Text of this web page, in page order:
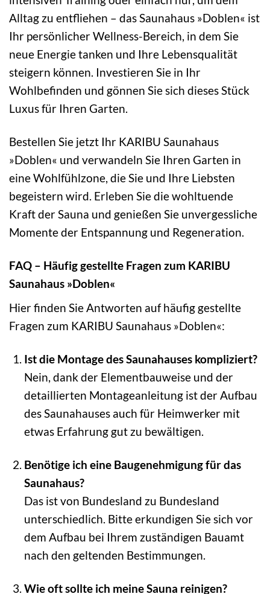
Alltag zu entfliehen – das Saunahaus »Doblen« ist
Ihr persönlicher Wellness-Bereich, in dem Sie
neue Energie tanken und Ihre Lebensqualität
steigern können. Investieren Sie in Ihr
Wohlbefinden und gönnen Sie sich dieses Stück
Luxus für Ihren Garten.
Bestellen Sie jetzt Ihr KARIBU Saunahaus
»Doblen« und verwandeln Sie Ihren Garten in
eine Wohlfühlzone, die Sie und Ihre Liebsten
begeistern wird. Erleben Sie die wohltuende
Kraft der Sauna und genießen Sie unvergessliche
Momente der Entspannung und Regeneration.
FAQ – Häufig gestellte Fragen zum KARIBU
Saunahaus »Doblen«
Hier finden Sie Antworten auf häufig gestellte
Fragen zum KARIBU Saunahaus »Doblen«:
Ist die Montage des Saunahauses kompliziert?
Nein, dank der Elementbauweise und der
detaillierten Montageanleitung ist der Aufbau
des Saunahauses auch für Heimwerker mit
etwas Erfahrung gut zu bewältigen.
Benötige ich eine Baugenehmigung für das
Saunahaus?
Das ist von Bundesland zu Bundesland
unterschiedlich. Bitte erkundigen Sie sich vor
dem Aufbau bei Ihrem zuständigen Bauamt
nach den geltenden Bestimmungen.
Wie oft sollte ich meine Sauna reinigen?